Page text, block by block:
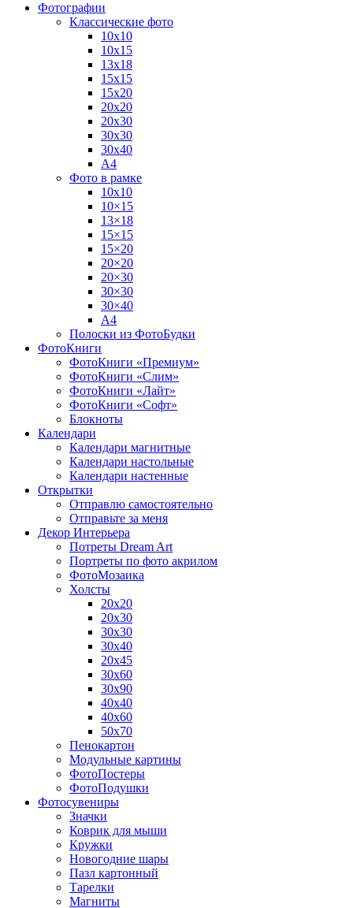
Фотографии
Классические фото
10х10
10х15
13х18
15х15
15х20
20х20
20х30
30х30
30х40
А4
Фото в рамке
10х10
10×15
13×18
15×15
15×20
20×20
20×30
30×30
30×40
A4
Полоски из ФотоБудки
ФотоКниги
ФотоКниги «Премиум»
ФотоКниги «Слим»
ФотоКниги «Лайт»
ФотоКниги «Софт»
Блокноты
Календари
Календари магнитные
Календари настольные
Календари настенные
Открытки
Отправлю самостоятельно
Отправьте за меня
Декор Интерьера
Потреты Dream Art
Портреты по фото акрилом
ФотоМозаика
Холсты
20х20
20х30
30х30
30х40
20х45
30х60
30х90
40х40
40х60
50х70
Пенокартон
Модульные картины
ФотоПостеры
ФотоПодушки
Фотоcувениры
Значки
Коврик для мыши
Кружки
Новогодние шары
Пазл картонный
Тарелки
Магниты